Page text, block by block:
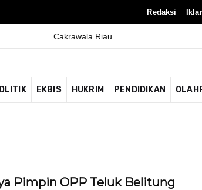
Redaksi
EKBIS HUKRIM PENDIDIKAN
Pimpin OPP Teluk Belitung